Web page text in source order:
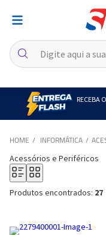
RECEBA
INFORMÁTICA
Acessórios e Periféricos
Produtos encontrados: 27